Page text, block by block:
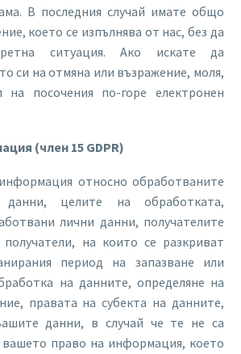
В последния случай имате общо
което се изпълнява от нас, без да
ситуация. Ако искате да
си на отмяна или възражение, моля,
на посочения по-горе електронен
(член 15 GDPR)
относно обработваните
целите на обработката,
лични данни, получателите
на които се разкриват
период на запазване или
на данните, определяне на
правата на субекта на данните,
данни, в случай че те не са
право на информация, което